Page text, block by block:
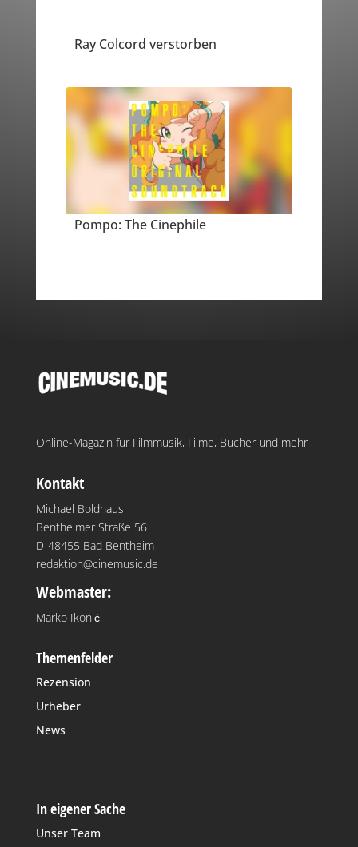
Ray Colcord verstorben
Pompo: The Cinephile
Online-Magazin für Filmmusik, Filme, Bücher und mehr
Kontakt
Michael Boldhaus
Bentheimer Straße 56
D-48455 Bad Bentheim
redaktion@cinemusic.de
Webmaster:
Marko Ikonić
Themenfelder
Rezension
Urheber
News
In eigener Sache
Unser Team